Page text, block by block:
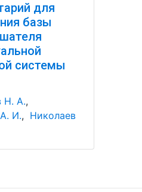
для
базы
системы
Н. А.,
И., Николаев